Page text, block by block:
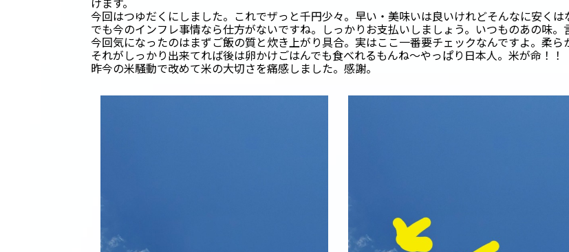
けます。
今回はつゆだくにしました。これでザっと千円少々。早い・美味いは良いけれどそんなに安くは
でも今のインフレ事情なら仕方がないですね。しっかりお支払いしましょう。いつものあの味。
今回気になったのはまずご飯の質と炊き上がり具合。実はここ一番要チェックなんですよ。柔ら
それがしっかり出来てれば後は卵かけごはんでも食べれるもんね～やっぱり日本人。米が命！！
昨今の米騒動で改めて米の大切さを痛感しました。感謝。